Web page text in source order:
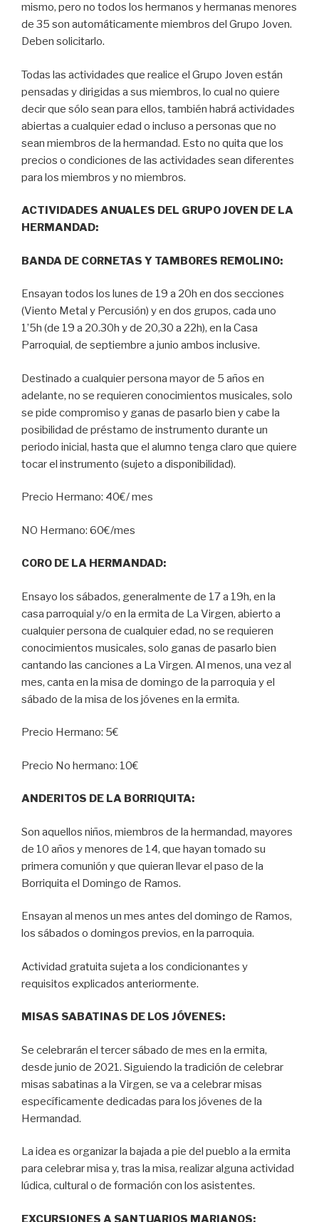
mismo, pero no todos los hermanos y hermanas menores
de 35 son automáticamente miembros del Grupo Joven.
Deben solicitarlo.
Todas las actividades que realice el Grupo Joven están
pensadas y dirigidas a sus miembros, lo cual no quiere
decir que sólo sean para ellos, también habrá actividades
abiertas a cualquier edad o incluso a personas que no
sean miembros de la hermandad. Esto no quita que los
precios o condiciones de las actividades sean diferentes
para los miembros y no miembros.
ACTIVIDADES ANUALES DEL GRUPO JOVEN DE LA
HERMANDAD:
BANDA DE CORNETAS Y TAMBORES REMOLINO:
Ensayan todos los lunes de 19 a 20h en dos secciones
(Viento Metal y Percusión) y en dos grupos, cada uno
1’5h (de 19 a 20.30h y de 20,30 a 22h), en la Casa
Parroquial, de septiembre a junio ambos inclusive.
Destinado a cualquier persona mayor de 5 años en
adelante, no se requieren conocimientos musicales, solo
se pide compromiso y ganas de pasarlo bien y cabe la
posibilidad de préstamo de instrumento durante un
periodo inicial, hasta que el alumno tenga claro que quiere
tocar el instrumento (sujeto a disponibilidad).
Precio Hermano: 40€/ mes
NO Hermano: 60€/mes
CORO DE LA HERMANDAD:
Ensayo los sábados, generalmente de 17 a 19h, en la
casa parroquial y/o en la ermita de La Virgen, abierto a
cualquier persona de cualquier edad, no se requieren
conocimientos musicales, solo ganas de pasarlo bien
cantando las canciones a La Virgen. Al menos, una vez al
mes, canta en la misa de domingo de la parroquia y el
sábado de la misa de los jóvenes en la ermita.
Precio Hermano: 5€
Precio No hermano: 10€
ANDERITOS DE LA BORRIQUITA:
Son aquellos niños, miembros de la hermandad, mayores
de 10 años y menores de 14, que hayan tomado su
primera comunión y que quieran llevar el paso de la
Borriquita el Domingo de Ramos.
Ensayan al menos un mes antes del domingo de Ramos,
los sábados o domingos previos, en la parroquia.
Actividad gratuita sujeta a los condicionantes y
requisitos explicados anteriormente.
MISAS SABATINAS DE LOS JÓVENES:
Se celebrarán el tercer sábado de mes en la ermita,
desde junio de 2021. Siguiendo la tradición de celebrar
misas sabatinas a la Virgen, se va a celebrar misas
específicamente dedicadas para los jóvenes de la
Hermandad.
La idea es organizar la bajada a pie del pueblo a la ermita
para celebrar misa y, tras la misa, realizar alguna actividad
lúdica, cultural o de formación con los asistentes.
EXCURSIONES A SANTUARIOS MARIANOS: